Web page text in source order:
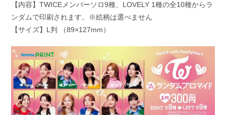
【内容】TWICEメンバーソロ9種、LOVELY 1種の全10種からラ
ンダムで印刷されます。※絵柄は選べません
【サイズ】L判 （89×127mm）